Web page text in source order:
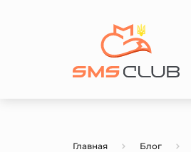
Главная Блог